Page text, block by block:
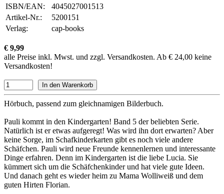
ISBN/EAN:
4045027001513
Artikel-Nr.:
5200151
Verlag:
cap-books
€ 9,99
alle Preise inkl. Mwst. und zzgl. Versandkosten. Ab € 24,00 keine
Versandkosten!
Hörbuch, passend zum gleichnamigen Bilderbuch.
Pauli kommt in den Kindergarten! Band 5 der beliebten Serie.
Natürlich ist er etwas aufgeregt! Was wird ihn dort erwarten? Aber
keine Sorge, im Schafkinderkarten gibt es noch viele andere
Schäfchen. Pauli wird neue Freunde kennenlernen und interessante
Dinge erfahren. Denn im Kindergarten ist die liebe Lucia. Sie
kümmert sich um die Schäfchenkinder und hat viele gute Ideen.
Und danach geht es wieder heim zu Mama Wolliweiß und dem
guten Hirten Florian.